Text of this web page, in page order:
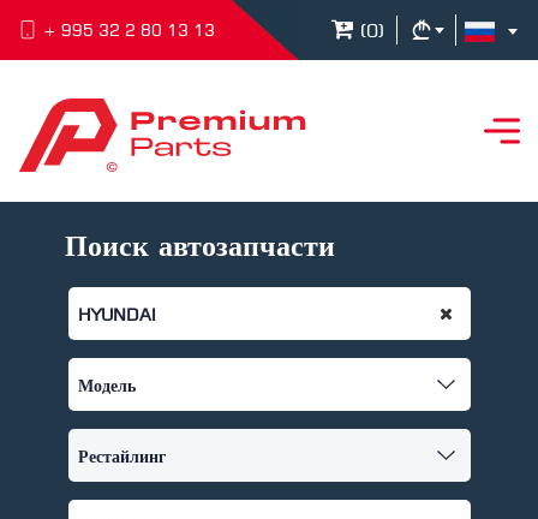
+ 995 32 2 80 13 13 (0)
Поиск автозапчасти